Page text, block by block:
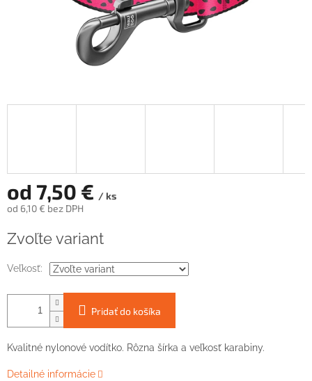
od 7,50 € / ks
od 6,10 € bez DPH
cena:
Zvoľte variant
Veľkosť:
Pridať do košíka
Kvalitné nylonové vodítko. Rôzna šírka a veľkosť karabiny.
Detailné informácie